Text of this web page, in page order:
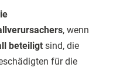
, wenn
beteiligt sind, die
für die